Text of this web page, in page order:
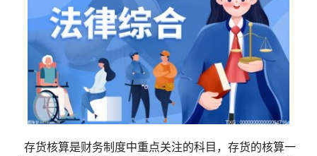
存货核算是财务制度中重点关注的科目，存货的核算一